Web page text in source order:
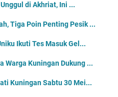
di Akhriat, Ini ...
Tiga Poin Penting Pesik ...
Ikuti Tes Masuk Gel...
Warga Kuningan Dukung ...
Kuningan Sabtu 30 Mei...